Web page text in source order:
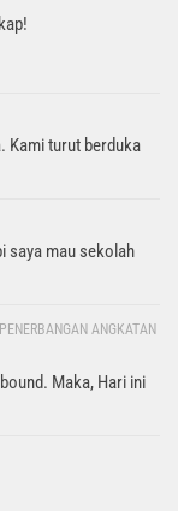
Kami turut berduka
saya mau sekolah
ANGKATAN
Maka, Hari ini